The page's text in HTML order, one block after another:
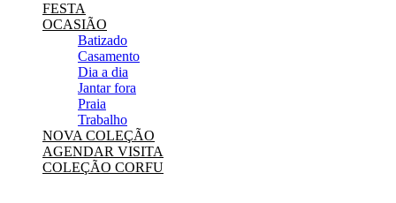
FESTA
OCASIÃO
Batizado
Casamento
Dia a dia
Jantar fora
Praia
Trabalho
NOVA COLEÇÃO
AGENDAR VISITA
COLEÇÃO CORFU